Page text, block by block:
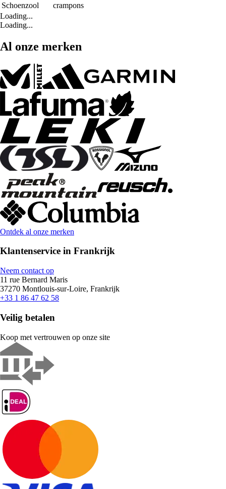
Schoenzool
crampons
Loading...
Loading...
Al onze merken
Ontdek al onze merken
Klantenservice in Frankrijk
Neem contact op
11 rue Bernard Maris
37270 Montlouis-sur-Loire, Frankrijk
+33 1 86 47 62 58
Veilig betalen
Koop met vertrouwen op onze site